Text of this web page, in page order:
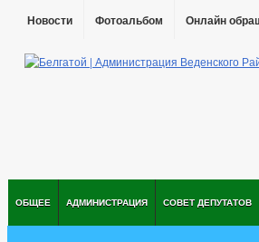
Новости Фотоальбом Онлайн
ОБЩЕЕ АДМИНИСТРАЦИЯ СОВЕТ ДЕПУТАТОВ